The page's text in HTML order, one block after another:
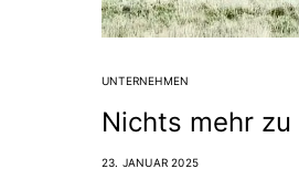
UNTERNEHMEN
Nichts mehr zu
23. JANUAR 2025